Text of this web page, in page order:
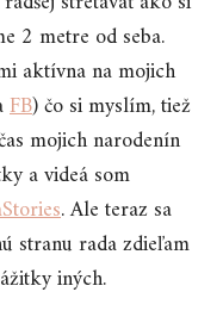
2 metre od seba.
aktívna na mojich
FB) čo si myslím, tiež
mojich narodenín
a videá som
. Ale teraz sa
stranu rada zdieľam
iných.